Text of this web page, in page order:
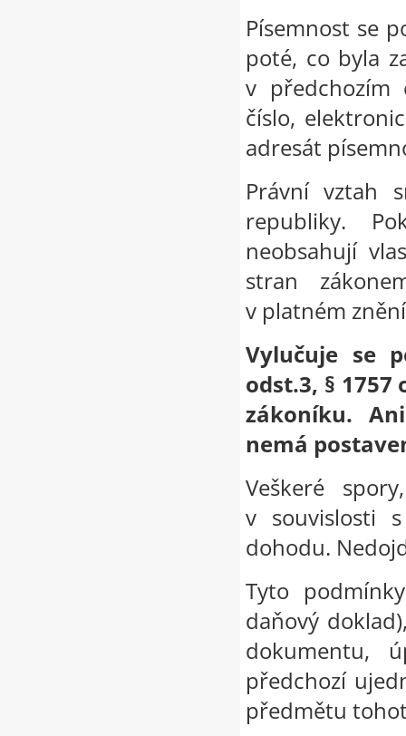
Písemnost se
poté, co byla
v předchozím
číslo,
adresát
Právní vztah
republiky.
neobsahují
stran
v platném
Vylučuje se
odst.3, § 1757
zákoníku.
nemá
Veškeré
v souvislosti
dohodu.
Tyto
daňový
dokumentu,
předchozí
předmětu